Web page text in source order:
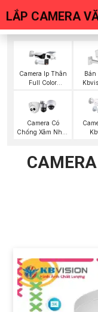
LẮP CAMERA
Camera Ip Thân
Full Color
Bán
Camera Có
Chống Xâm Nhập